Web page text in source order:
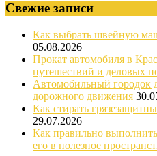
Свежие записи
Как выбрать швейную
05.08.2026
Прокат автомобиля в
путешествий и деловых
Автомобильный городок
дорожного движения
Как стирать
29.07.2026
Как правильно
его в полезное